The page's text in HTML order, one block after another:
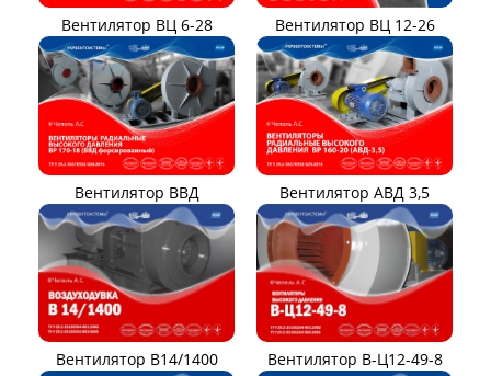
Вентилятор ВЦ 6-28 Вентилятор ВЦ 12-26
Вентилятор ВВД Вентилятор АВД 3,5
Вентилятор В14/1400 Вентилятор В-Ц12-49-8